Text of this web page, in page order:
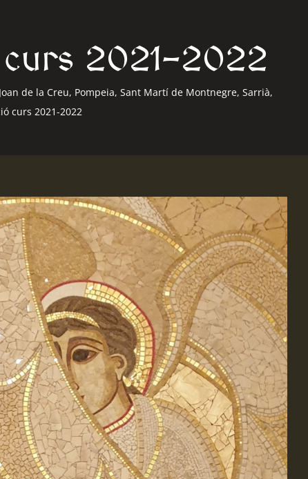
2021-2022
de la Creu, Pompeia, Sant Martí de Montnegre, Sarrià,
curs 2021-2022